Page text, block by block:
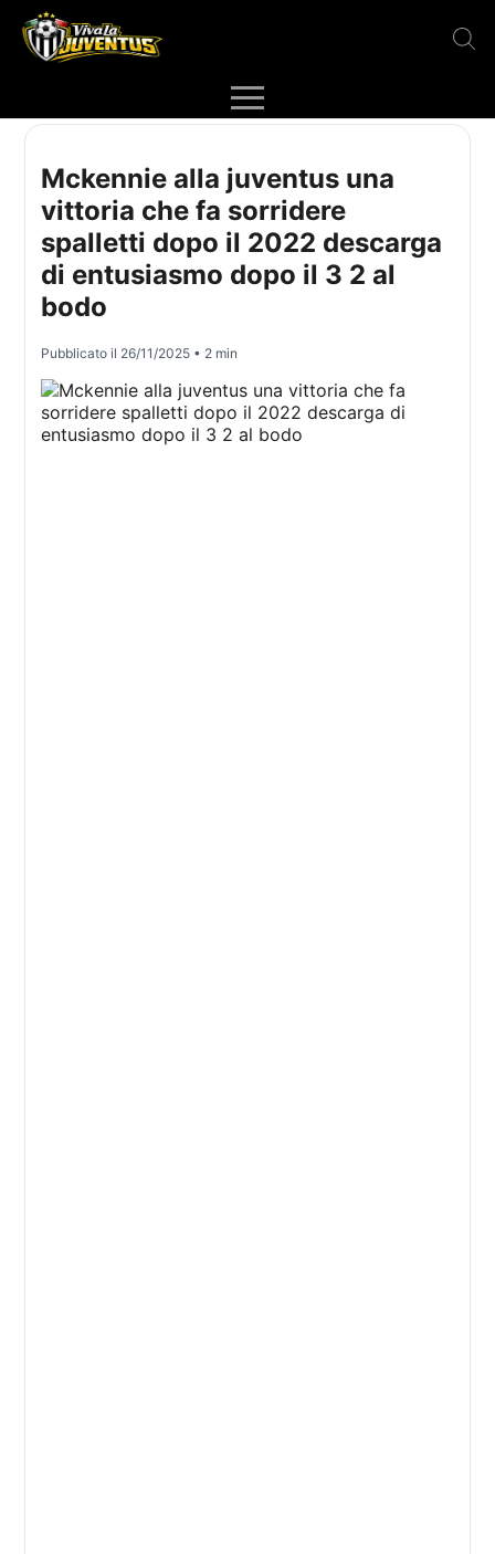
Mckennie alla juventus una
vittoria che fa sorridere
spalletti dopo il 2022 descarga
di entusiasmo dopo il 3 2 al
bodo
Pubblicato il 26/11/2025 • 2 min